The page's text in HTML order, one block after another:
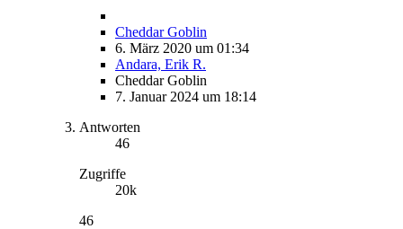
Cheddar Goblin
6. März 2020 um 01:34
Andara, Erik R.
Cheddar Goblin
7. Januar 2024 um 18:14
Antworten
46
Zugriffe
20k
46